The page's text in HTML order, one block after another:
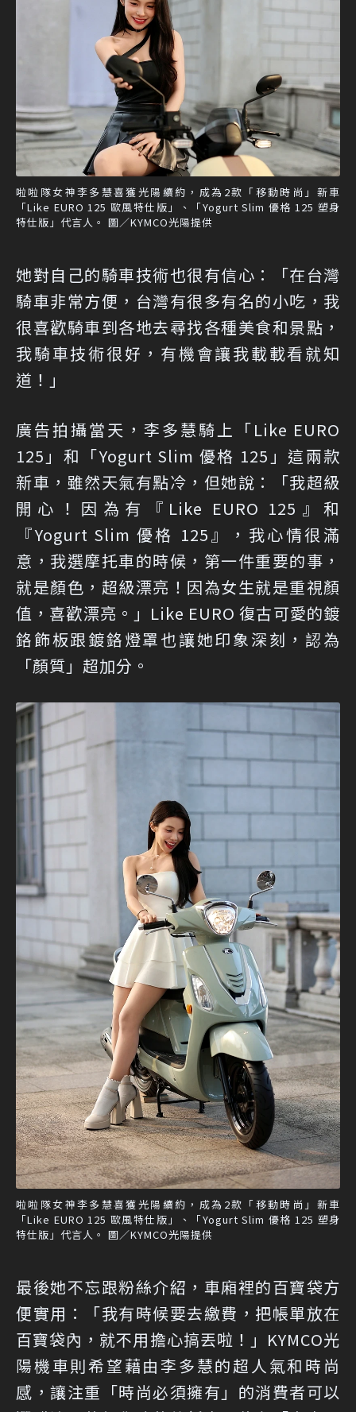
啦啦隊女神李多慧喜獲光陽續約，成為2款「移動時尚」新車
「Like EURO 125 歐風特仕版」、「Yogurt Slim 優格 125 塑身
特仕版」代言人。 圖／KYMCO光陽提供
她對自己的騎車技術也很有信心：「在台灣
騎車非常方便，台灣有很多有名的小吃，我
很喜歡騎車到各地去尋找各種美食和景點，
我騎車技術很好，有機會讓我載載看就知
道！」
廣告拍攝當天，李多慧騎上「Like EURO
125」和「Yogurt Slim 優格 125」這兩款
新車，雖然天氣有點冷，但她說：「我超級
開心！因為有『Like EURO 125』和
『Yogurt Slim 優格 125』，我心情很滿
意，我選摩托車的時候，第一件重要的事，
就是顏色，超級漂亮！因為女生就是重視顏
值，喜歡漂亮。」Like EURO 復古可愛的鍍
鉻飾板跟鍍鉻燈罩也讓她印象深刻，認為
「顏質」超加分。
啦啦隊女神李多慧喜獲光陽續約，成為2款「移動時尚」新車
「Like EURO 125 歐風特仕版」、「Yogurt Slim 優格 125 塑身
特仕版」代言人。 圖／KYMCO光陽提供
最後她不忘跟粉絲介紹，車廂裡的百寶袋方
便實用：「我有時候要去繳費，把帳單放在
百寶袋內，就不用擔心搞丟啦！」KYMCO光
陽機車則希望藉由李多慧的超人氣和時尚
感，讓注重「時尚必須擁有」的消費者可以